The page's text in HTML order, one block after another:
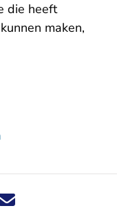
die heeft
maken,
nieuwsbericht via X -
dit nieuwsbericht via
dit nieuwsbericht
Deel dit